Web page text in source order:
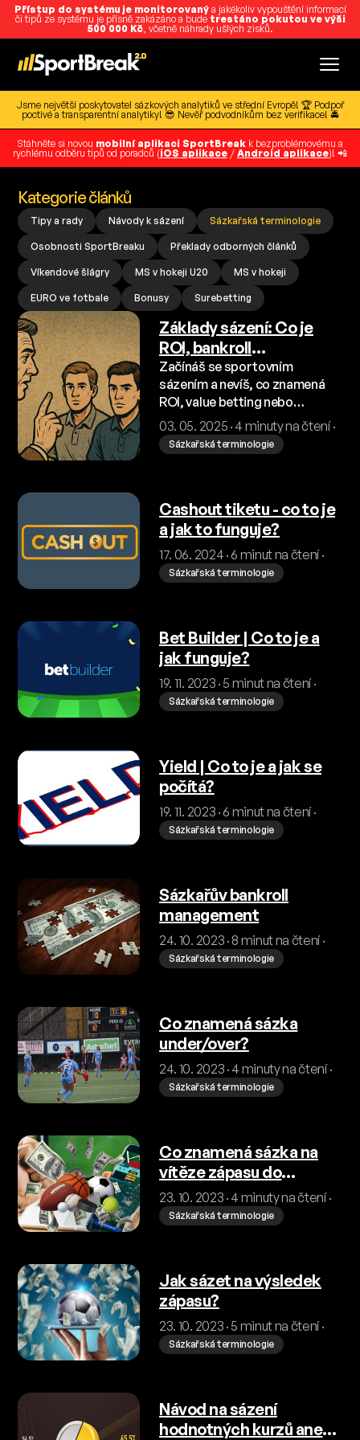
Přístup do systému je monitorovanýa jakékoliv vypouštění informací
či tipů ze systému je přísně zakázáno a bude trestáno pokutou ve výši
500 000 Kč, včetně náhrady ušlých zisků.
Jsme největší poskytovatel sázkových analytiků ve střední Evropě! 🏆 Podpoř
poctivé a transparentní analytiky! 😎 Nevěř podvodníkům bez verifikace! 🚔
Stáhněte si novou mobilní aplikaci SportBreak k bezproblémovému a
rychlému odběru tipů od poradců (iOS aplikace / Android aplikace)! 📲
Kategorie článků
Tipy a rady Návody k sázení Sázkařská terminologie
Osobnosti SportBreaku Překlady odborných článků
Víkendové šlágry MS v hokeji U20 MS v hokeji
EURO ve fotbale Bonusy Surebetting
Základy sázení: Co je
ROI, bankroll
management a value
betting! 🧠 Nauč se sázet
jako profesionál! 📈
Začínáš se sportovním
sázením a nevíš, co znamená
ROI, value betting nebo
bankroll management? 🤔
Tento článek tě provede
základy sázkového
chybám! 💡 Čti dál a začni sázet
chytře! 📊
03. 05. 2025 · 4 minuty na čtení ·
Sázkařská terminologie
Cashout tiketu - co to je
a jak to funguje?
17. 06. 2024 · 6 minut na čtení ·
Sázkařská terminologie
Bet Builder | Co to je a
jak funguje?
19. 11. 2023 · 5 minut na čtení ·
Sázkařská terminologie
Yield | Co to je a jak se
počítá?
19. 11. 2023 · 6 minut na čtení ·
Sázkařská terminologie
Sázkařův bankroll
management
24. 10. 2023 · 8 minut na čtení ·
Sázkařská terminologie
Co znamená sázka
under/over?
24. 10. 2023 · 4 minuty na čtení ·
Sázkařská terminologie
Co znamená sázka na
vítěze zápasu do
rozhodnutí
23. 10. 2023 · 4 minuty na čtení ·
Sázkařská terminologie
Jak sázet na výsledek
zápasu?
23. 10. 2023 · 5 minut na čtení ·
Sázkařská terminologie
Návod na sázení
hodnotných kurzů aneb